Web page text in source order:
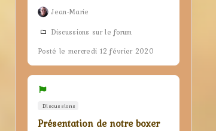
Jean-Marie
Discussions sur le forum
Posté le mercredi 12 février 2020
Discussions
Présentation de notre boxer